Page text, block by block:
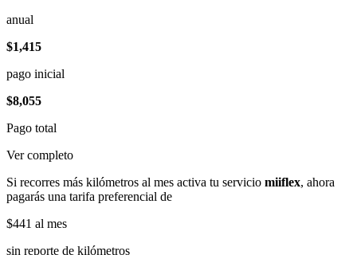
anual
$1,415
pago inicial
$8,055
Pago total
Ver completo
Si recorres más kilómetros al mes activa tu servicio miiflex, ahora
pagarás una tarifa preferencial de
$441 al mes
sin reporte de kilómetros